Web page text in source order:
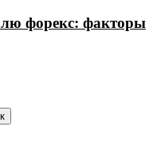
форекс: факторы